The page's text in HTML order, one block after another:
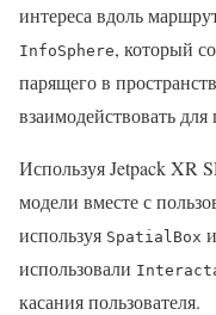
интереса вдоль
InfoSphere, который
парящего в
взаимодействовать
Используя Jetpack XR
модели вместе с
используя SpatialBox и
использовали
касания пользователя.